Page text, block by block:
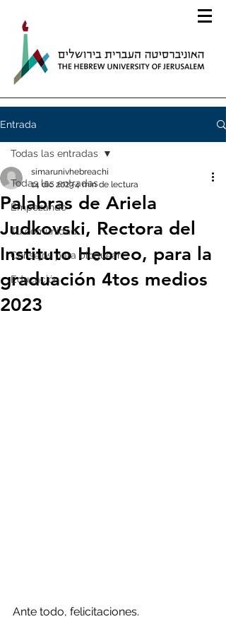
Entrada
Todas las entradas
Empezando
Tu comunidad
Consejos para bloguear
Educación
Todas las entradas
Palabras de Ariela
Judkovski, Rectora del
Instituto Hebreo, para la
graduación 4tos medios
2023
simarunivhebreachi
14 dic 20234 min de lectura
Ante todo, felicitaciones.